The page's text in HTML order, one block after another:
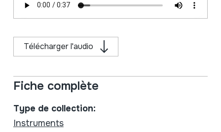
Télécharger l'audio
Fiche complète
Type de collection:
Instruments